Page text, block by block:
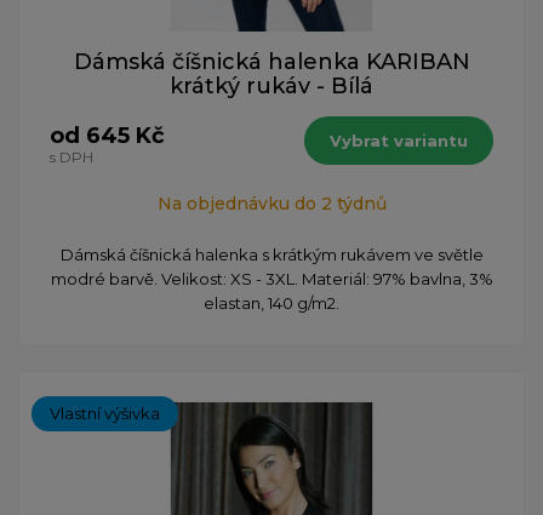
Dámská číšnická halenka KARIBAN
krátký rukáv - Bílá
od 645 Kč
s DPH
Vybrat variantu
Na objednávku do 2 týdnů
Dámská číšnická halenka s krátkým rukávem ve světle
modré barvě. Velikost: XS - 3XL. Materiál: 97% bavlna, 3%
elastan, 140 g/m2.
Vlastní výšivka